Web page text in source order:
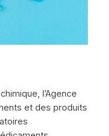
l’Agence
et des produits